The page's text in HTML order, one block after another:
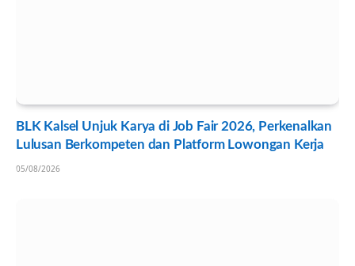
BLK Kalsel Unjuk Karya di Job Fair 2026, Perkenalkan
Lulusan Berkompeten dan Platform Lowongan Kerja
05/08/2026